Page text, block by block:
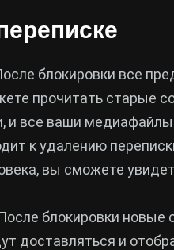
блокировки все
прочитать старые
и все ваши
к удалению
вы сможете
блокировки новые
доставляться и